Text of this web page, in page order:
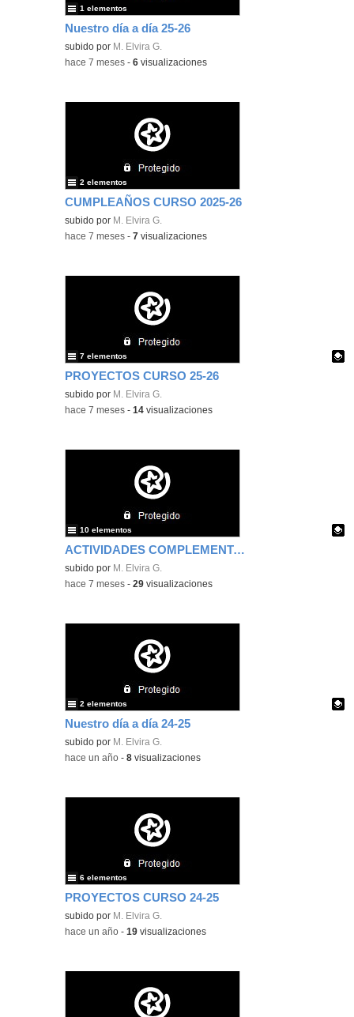
Nuestro día a día 25-26
subido por M. Elvira G.
1 elementos
-hace 7 meses -6 visualizaciones
CUMPLEAÑOS CURSO 2025-26
subido por M. Elvira G.
2 elementos
-hace 7 meses -7 visualizaciones
PROYECTOS CURSO 25-26
Contenido educativo.
subido por M. Elvira G.
7 elementos
-hace 7 meses -14 visualizaciones
ACTIVIDADES COMPLEMENTARIAS CURSO 2025-26
Contenido educativo.
subido por M. Elvira G.
10 elementos
-hace 7 meses -29 visualizaciones
Nuestro día a día 24-25
Contenido educativo.
subido por M. Elvira G.
2 elementos
-hace un año -8 visualizaciones
PROYECTOS CURSO 24-25
subido por M. Elvira G.
6 elementos
-hace un año -19 visualizaciones